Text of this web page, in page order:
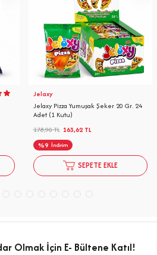
Jelaxy
Jelaxy Pizza Yumuşak Şeker 20 Gr. 24
Adet (1 Kutu)
178,90TL 163,62TL
%9 İndirim
SEPETE EKLE
Olmak İçin E- Bültene Katıl!